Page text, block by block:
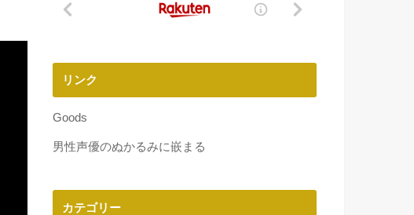
リンク
Goods
男性声優のぬかるみに嵌まる
カテゴリー